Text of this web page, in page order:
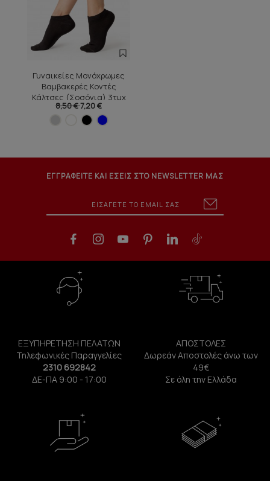
Γυναικείες Μονόχρωμες
Βαμβακερές Κοντές
Κάλτσες (Σοσόνια) 3τμχ
8,50 €7,20 €
ΕΓΓΡΑΦΕΙΤΕ ΚΑΙ ΕΣΕΙΣ ΣΤΟ NEWSLETTER ΜΑΣ
ΕΞΥΠΗΡΕΤΗΣΗ ΠΕΛΑΤΩΝ
Τηλεφωνικές Παραγγελίες
2310 692842
ΔΕ-ΠΑ 9:00 - 17:00
ΑΠΟΣΤΟΛΕΣ
Δωρεάν Αποστολές άνω των
49€
Σε όλη την Ελλάδα